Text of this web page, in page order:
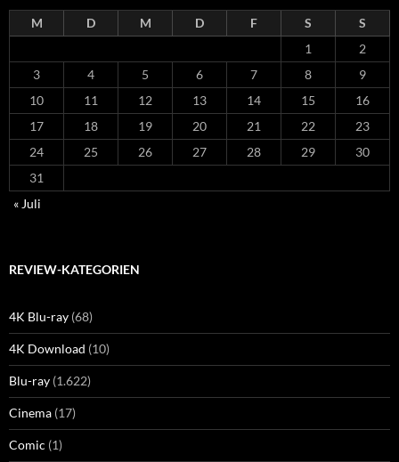
M D M D F S
S
1
2
3
4 5 6 7 8
9
10
11 12 13 14 15
16
17
18 19 20 21 22
23
24
25 26 27 28 29
30
31
« Juli
REVIEW-KATEGORIEN
4K Blu-ray (68)
4K Download (10)
Blu-ray (1.622)
Cinema (17)
Comic (1)